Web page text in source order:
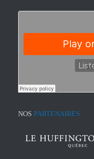
NOS PARTENAIRES